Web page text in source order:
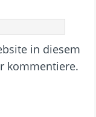
in diesem
kommentiere.